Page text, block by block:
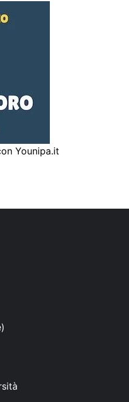
Younipa.it